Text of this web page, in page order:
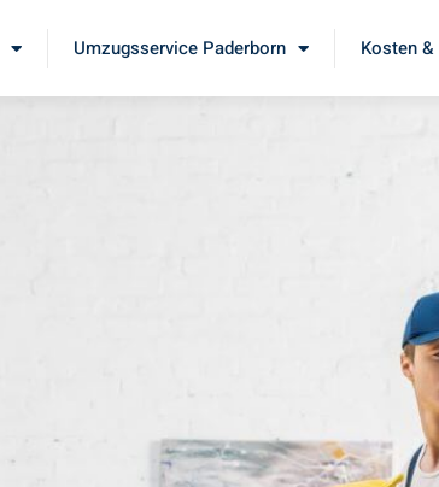
Umzugsservice Paderborn Kosten